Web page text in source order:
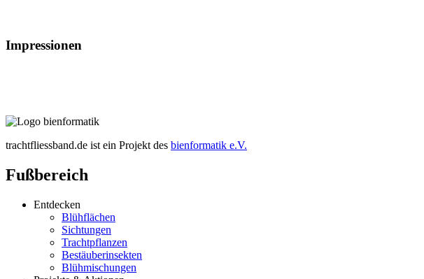
Impressionen
trachtfliessband.de ist ein Projekt des bienformatik e.V.
Fußbereich
Entdecken
Blühflächen
Sichtungen
Trachtpflanzen
Bestäuberinsekten
Blühmischungen